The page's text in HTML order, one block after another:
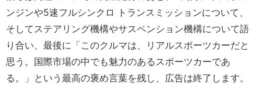
ンジンや5速フルシンクロ トランスミッションについて、
そしてステアリング機構やサスペンション機構について語
り合い、最後に「このクルマは、リアルスポーツカーだと
思う。国際市場の中でも魅力のあるスポーツカーであ
る。」という最高の褒め言葉を残し、広告は終了します。